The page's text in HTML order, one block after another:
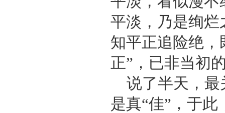
平淡，乃是绚
知平正追险绝
正”，已非当初
说了半天，
是真“佳”，于